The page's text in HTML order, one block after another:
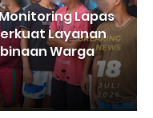
Lapas
Layanan
Warga